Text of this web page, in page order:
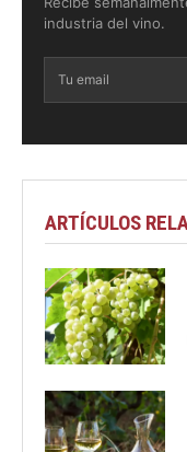
industria del vino.
ARTÍCULOS